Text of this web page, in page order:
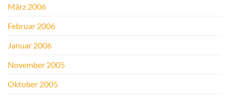
März 2006
Februar 2006
Januar 2006
November 2005
Oktober 2005